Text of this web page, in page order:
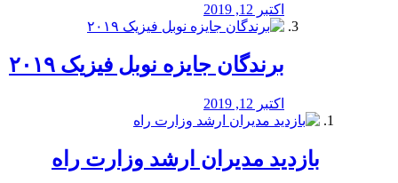
اکتبر 12, 2019
برندگان جایزه نوبل فیزیک ۲۰۱۹
اکتبر 12, 2019
بازدید مدیران ارشد وزارت راه